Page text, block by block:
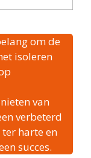
om de
isoleren
van
verbeterd
harte en
succes.